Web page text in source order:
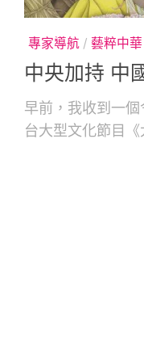
專家導航/ 藝粹中華
中央加持 中
早前，我收到一
台大型文化節目《